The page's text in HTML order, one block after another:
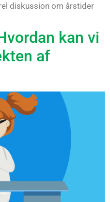
diskussion om årstider
kan vi
af